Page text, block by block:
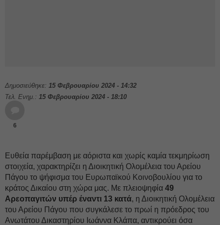
Δημοσιεύθηκε: 15 Φεβρουαρίου 2024 - 14:32
Τελ. Ενημ.: 15 Φεβρουαρίου 2024 - 18:10
6
Ευθεία παρέμβαση με αόριστα και χωρίς καμία τεκμηρίωση
στοιχεία, χαρακτηρίζει η Διοικητική Ολομέλεια του Αρείου
Πάγου το ψήφισμα του Ευρωπαϊκού Κοινοβουλίου για το
κράτος Δικαίου στη χώρα μας. Με πλειοψηφία 49
Αρεοπαγιτών υπέρ έναντι 13 κατά, η Διοικητική Ολομέλεια
του Αρείου Πάγου που συγκάλεσε το πρωί η πρόεδρος του
Ανωτάτου Δικαστηρίου Ιωάννα Κλάπα, αντικρούει όσα